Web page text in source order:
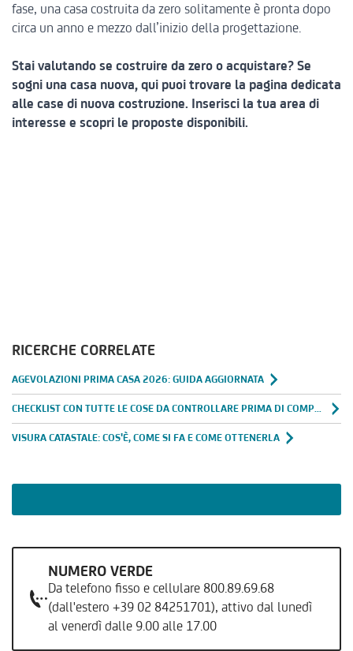
RICERCHE CORRELATE
AGEVOLAZIONI PRIMA CASA 2026: GUIDA AGGIORNATA
CHECKLIST CON TUTTE LE COSE DA CONTROLLARE PRIMA DI COMPRARE CASA
VISURA CATASTALE: COS'È, COME SI FA E COME OTTENERLA
NUMERO VERDE
Da telefono fisso e cellulare 800.89.69.68
(dall'estero +39 02 84251701), attivo dal lunedì
al venerdì dalle 9.00 alle 17.00
fase, una casa costruita da zero solitamente è pronta dopo
circa un anno e mezzo dall’inizio della progettazione.
Stai valutando se costruire da zero o acquistare? Se
sogni una casa nuova, qui puoi trovare la pagina dedicata
alle case di nuova costruzione. Inserisci la tua area di
interesse e scopri le proposte disponibili.